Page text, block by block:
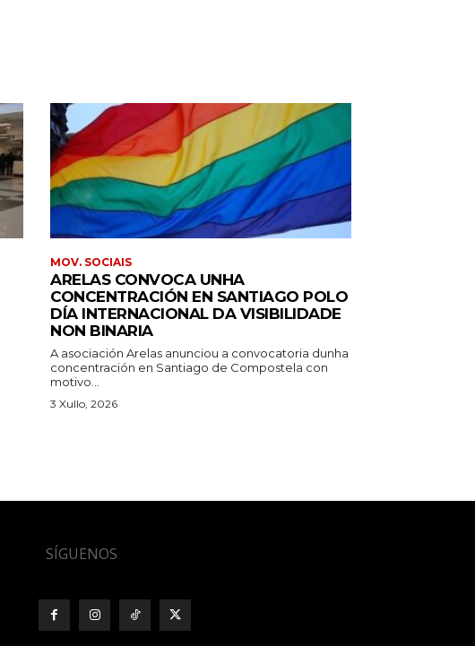
MOV. SOCIAIS
ARELAS CONVOCA UNHA
CONCENTRACIÓN EN SANTIAGO POLO
DÍA INTERNACIONAL DA VISIBILIDADE
NON BINARIA
A asociación Arelas anunciou a convocatoria dunha
concentración en Santiago de Compostela con
motivo...
3 Xullo, 2026
SÍGUENOS